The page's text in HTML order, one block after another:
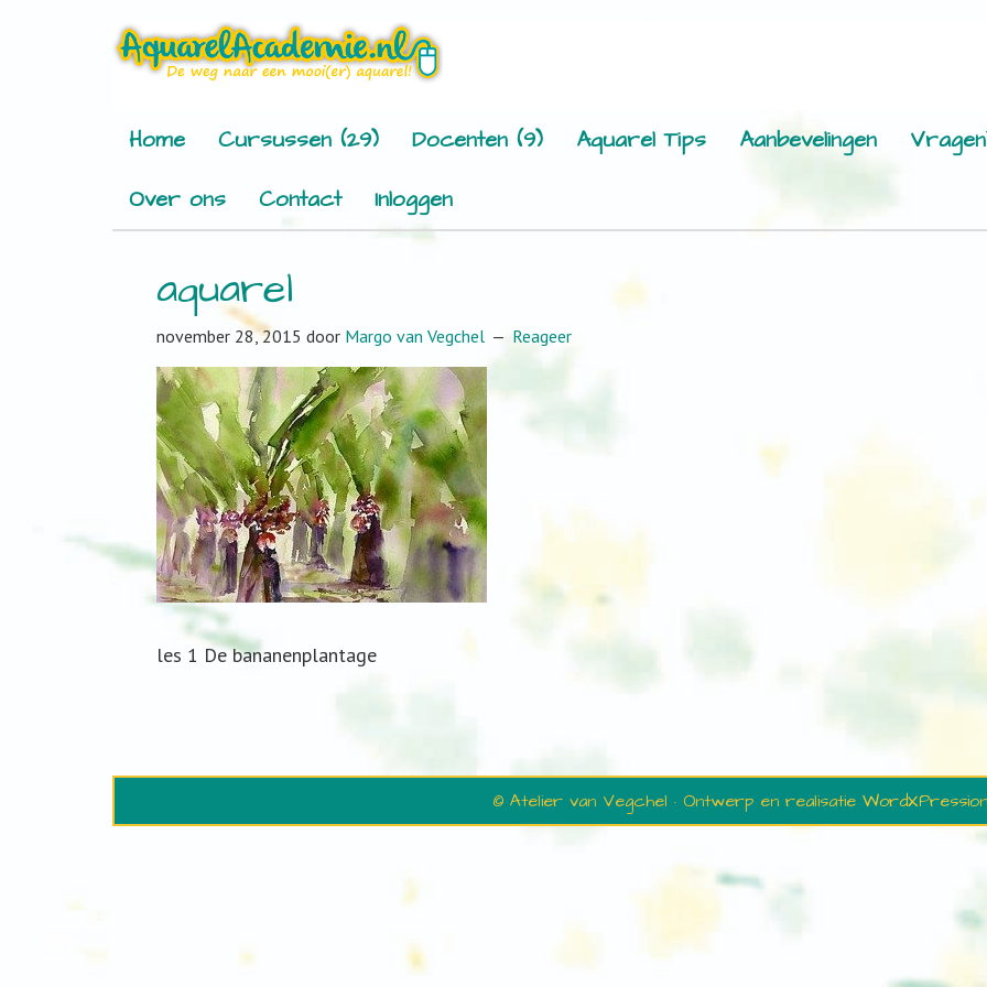
Home Cursussen (29) Docenten (9) Aquarel Tips Aanbevelingen
Over ons
Contact Inloggen
aquarel
november 28, 2015 door Margo van Vegchel Reageer
les 1 De bananenplantage
© Atelier van Vegchel · Ontwerp en realisatie WordXPression